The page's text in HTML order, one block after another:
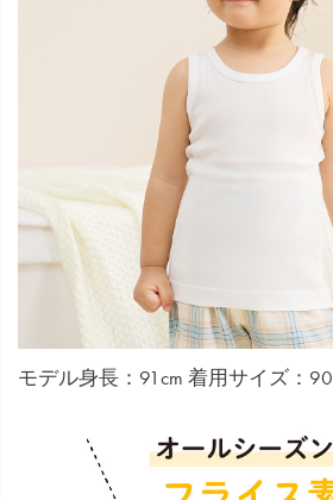
モデル身長：91cm 着用サイズ：90